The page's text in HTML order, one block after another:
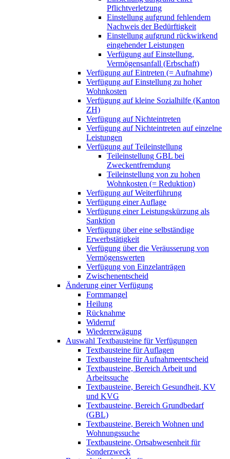
Pflichtverletzung
Einstellung aufgrund fehlendem
Nachweis der Bedürftigkeit
Einstellung aufgrund rückwirkend
eingehender Leistungen
Verfügung auf Einstellung,
Vermögensanfall (Erbschaft)
Verfügung auf Eintreten (= Aufnahme)
Verfügung auf Einstellung zu hoher
Wohnkosten
Verfügung auf kleine Sozialhilfe (Kanton
ZH)
Verfügung auf Nichteintreten
Verfügung auf Nichteintreten auf einzelne
Leistungen
Verfügung auf Teileinstellung
Teileinstellung GBL bei
Zweckentfremdung
Teileinstellung von zu hohen
Wohnkosten (= Reduktion)
Verfügung auf Weiterführung
Verfügung einer Auflage
Verfügung einer Leistungskürzung als
Sanktion
Verfügung über eine selbständige
Erwerbstätigkeit
Verfügung über die Veräusserung von
Vermögenswerten
Verfügung von Einzelanträgen
Zwischenentscheid
Änderung einer Verfügung
Formmangel
Heilung
Rücknahme
Widerruf
Wiedererwägung
Auswahl Textbausteine für Verfügungen
Textbausteine für Auflagen
Textbausteine für Aufnahmeentscheid
Textbausteine, Bereich Arbeit und
Arbeitssuche
Textbausteine, Bereich Gesundheit, KV
und KVG
Textbausteine, Bereich Grundbedarf
(GBL)
Textbausteine, Bereich Wohnen und
Wohnungssuche
Textbausteine, Ortsabwesenheit für
Sonderzweck